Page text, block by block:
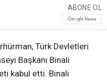
ABONE OL
Türk Devletleri
Başkanı Binali
kabul etti. Binali